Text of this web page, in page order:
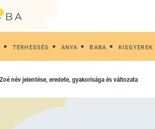
TERHESSÉG ANYA BABA KISGYEREK
Zoé név jelentése, eredete, gyakorisága és változata